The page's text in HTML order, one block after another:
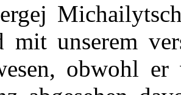
mit unserem
obwohl